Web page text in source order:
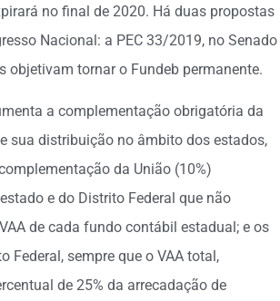
no final de 2020. Há duas propostas
Nacional: a PEC 33/2019, no Senado
objetivam tornar o Fundeb permanente.
a complementação obrigatória da
sua distribuição no âmbito dos estados,
da União (10%)
e do Distrito Federal que não
de cada fundo contábil estadual; e os
Federal, sempre que o VAA total,
de 25% da arrecadação de